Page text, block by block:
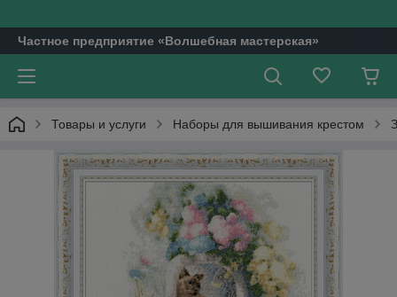
Частное предприятие «Волшебная мастерская»
Товары и услуги Наборы для вышивания крестом